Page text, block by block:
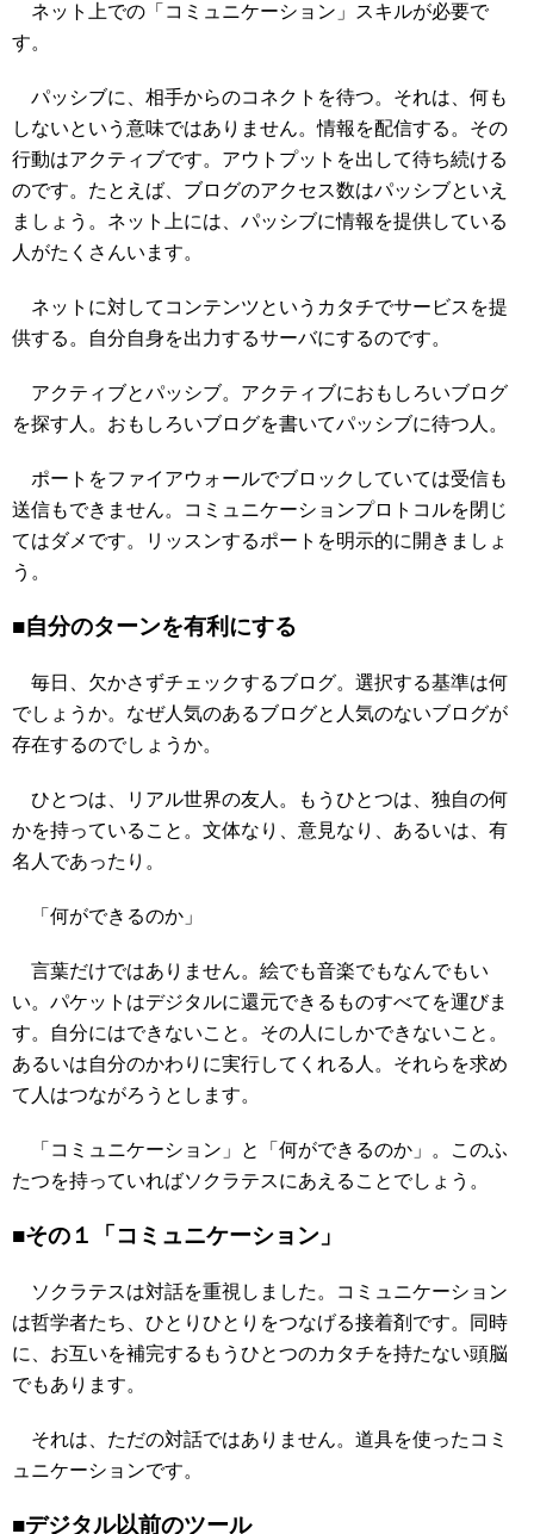
ネット上での「コミュニケーション」スキルが必要で
す。
パッシブに、相手からのコネクトを待つ。それは、何も
しないという意味ではありません。情報を配信する。その
行動はアクティブです。アウトプットを出して待ち続ける
のです。たとえば、ブログのアクセス数はパッシブといえ
ましょう。ネット上には、パッシブに情報を提供している
人がたくさんいます。
ネットに対してコンテンツというカタチでサービスを提
供する。自分自身を出力するサーバにするのです。
アクティブとパッシブ。アクティブにおもしろいブログ
を探す人。おもしろいブログを書いてパッシブに待つ人。
ポートをファイアウォールでブロックしていては受信も
送信もできません。コミュニケーションプロトコルを閉じ
てはダメです。リッスンするポートを明示的に開きましょ
う。
■自分のターンを有利にする
毎日、欠かさずチェックするブログ。選択する基準は何
でしょうか。なぜ人気のあるブログと人気のないブログが
存在するのでしょうか。
ひとつは、リアル世界の友人。もうひとつは、独自の何
かを持っていること。文体なり、意見なり、あるいは、有
名人であったり。
「何ができるのか」
言葉だけではありません。絵でも音楽でもなんでもい
い。パケットはデジタルに還元できるものすべてを運びま
す。自分にはできないこと。その人にしかできないこと。
あるいは自分のかわりに実行してくれる人。それらを求め
て人はつながろうとします。
「コミュニケーション」と「何ができるのか」。このふ
たつを持っていればソクラテスにあえることでしょう。
■その１「コミュニケーション」
ソクラテスは対話を重視しました。コミュニケーション
は哲学者たち、ひとりひとりをつなげる接着剤です。同時
に、お互いを補完するもうひとつのカタチを持たない頭脳
でもあります。
それは、ただの対話ではありません。道具を使ったコミ
ュニケーションです。
■デジタル以前のツール